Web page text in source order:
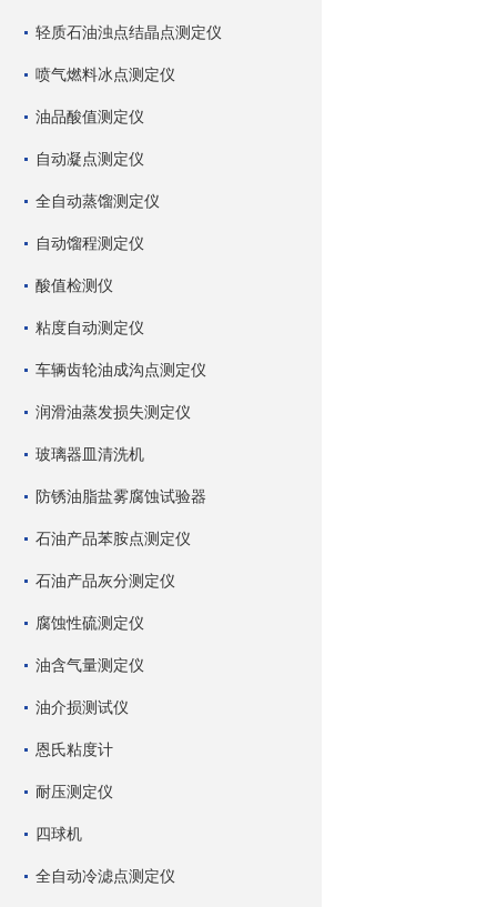
轻质石油浊点结晶点测定仪
喷气燃料冰点测定仪
油品酸值测定仪
自动凝点测定仪
全自动蒸馏测定仪
自动馏程测定仪
酸值检测仪
粘度自动测定仪
车辆齿轮油成沟点测定仪
润滑油蒸发损失测定仪
玻璃器皿清洗机
防锈油脂盐雾腐蚀试验器
石油产品苯胺点测定仪
石油产品灰分测定仪
腐蚀性硫测定仪
油含气量测定仪
油介损测试仪
恩氏粘度计
耐压测定仪
四球机
全自动冷滤点测定仪